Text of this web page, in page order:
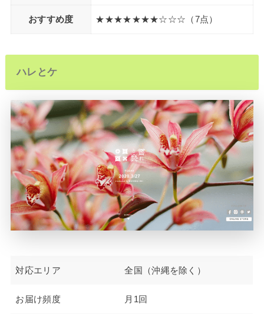
おすすめ度 ★★★★★★★☆☆☆（7点）
ハレとケ
対応エリア 全国（沖縄を除く）
お届け頻度 月1回